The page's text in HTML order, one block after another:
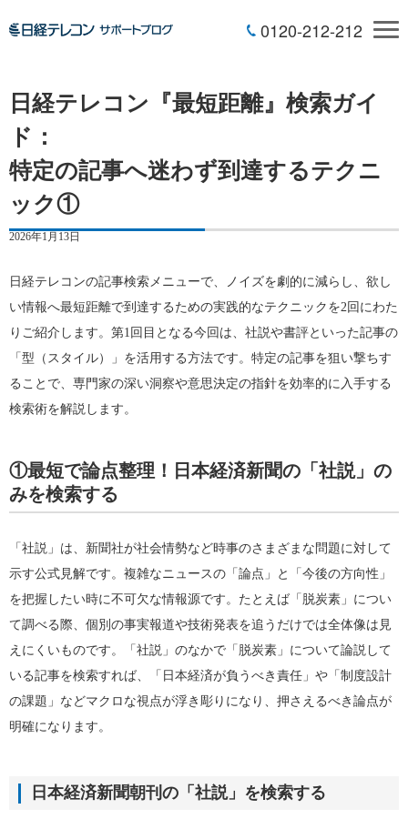
0120-212-212
日経テレコン『最短距離』検索ガイ
ド：
特定の記事へ迷わず到達するテクニ
ック①
2026年1月13日
日経テレコンの記事検索メニューで、ノイズを劇的に減らし、欲し
い情報へ最短距離で到達するための実践的なテクニックを2回にわた
りご紹介します。第1回目となる今回は、社説や書評といった記事の
「型（スタイル）」を活用する方法です。特定の記事を狙い撃ちす
ることで、専門家の深い洞察や意思決定の指針を効率的に入手する
検索術を解説します。
①最短で論点整理！日本経済新聞の「社説」の
みを検索する
「社説」は、新聞社が社会情勢など時事のさまざまな問題に対して
示す公式見解です。複雑なニュースの「論点」と「今後の方向性」
を把握したい時に不可欠な情報源です。たとえば「脱炭素」につい
て調べる際、個別の事実報道や技術発表を追うだけでは全体像は見
えにくいものです。「社説」のなかで「脱炭素」について論説して
いる記事を検索すれば、「日本経済が負うべき責任」や「制度設計
の課題」などマクロな視点が浮き彫りになり、押さえるべき論点が
明確になります。
日本経済新聞朝刊の「社説」を検索する